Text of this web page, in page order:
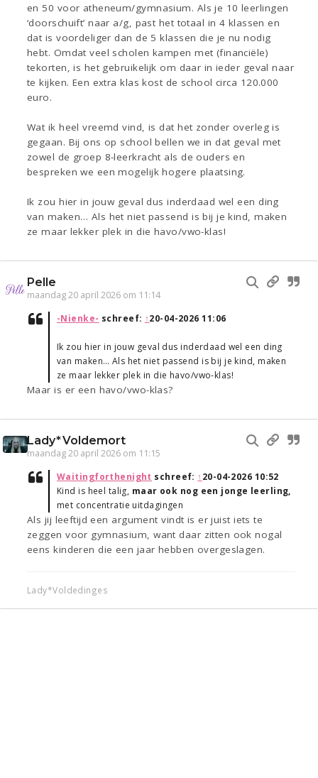
en 50 voor atheneum/gymnasium. Als je 10 leerlingen
‘doorschuift’ naar a/g, past het totaal in 4 klassen en
dat is voordeliger dan de 5 klassen die je nu nodig
hebt. Omdat veel scholen kampen met (financiële)
tekorten, is het gebruikelijk om daar in ieder geval naar
te kijken. Een extra klas kost de school circa 120.000
euro.
Wat ik heel vreemd vind, is dat het zonder overleg is
gegaan. Bij ons op school bellen we in dat geval met
zowel de groep 8-leerkracht als de ouders en
bespreken we een mogelijk hogere plaatsing.
Ik zou hier in jouw geval dus inderdaad wel een ding
van maken… Als het niet passend is bij je kind, maken
ze maar lekker plek in die havo/vwo-klas!
Pelle
maandag 20 april 2026 om 11:14
-Nienke- schreef: ↑20-04-2026 11:06
Ik zou hier in jouw geval dus inderdaad wel een ding
van maken… Als het niet passend is bij je kind, maken
ze maar lekker plek in die havo/vwo-klas!
Maar is er een havo/vwo-klas?
Lady*Voldemort
maandag 20 april 2026 om 11:15
Waitingforthenight schreef: ↑20-04-2026 10:52
Kind is heel talig, maar ook nog een jonge leerling,
met concentratie uitdagingen
Als jij leeftijd een argument vindt is er juist iets te
zeggen voor gymnasium, want daar zitten ook nogal
eens kinderen die een jaar hebben overgeslagen.
Lady*Voldedinges